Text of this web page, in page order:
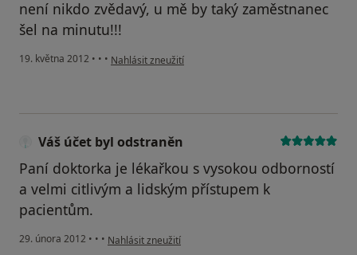
není nikdo zvědavý, u mě by taký zaměstnanec
šel na minutu!!!
19. května 2012 • • • podle názoru uživatele Váš účet byl odstraněn
Nahlásit zneužití
Váš účet byl odstraněn
Paní doktorka je lékařkou s vysokou odborností
a velmi citlivým a lidským přístupem k
pacientům.
29. února 2012 • • • podle názoru uživatele Váš účet byl odstraněn
Nahlásit zneužití